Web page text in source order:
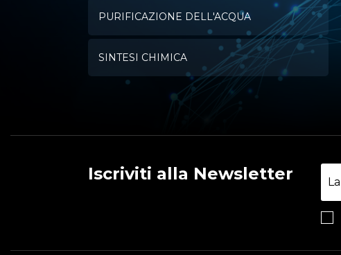
PURIFICAZIONE DELL'ACQUA
SINTESI CHIMICA
Iscriviti alla Newsletter